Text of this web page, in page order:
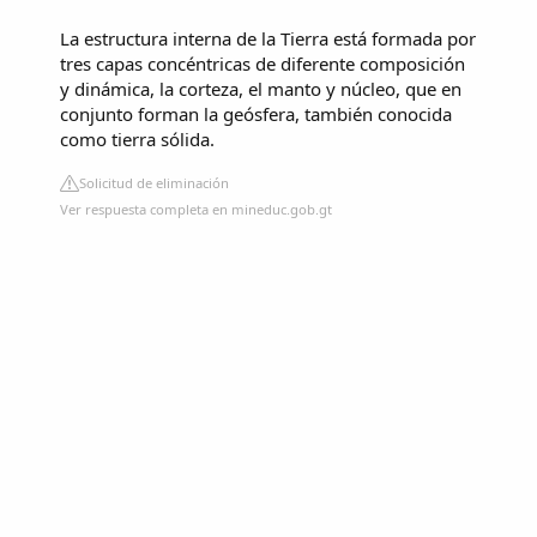
La estructura interna de la Tierra está formada por
tres capas concéntricas de diferente composición
y dinámica, la corteza, el manto y núcleo, que en
conjunto forman la geósfera, también conocida
como tierra sólida.
Solicitud de eliminación
Ver respuesta completa en mineduc.gob.gt